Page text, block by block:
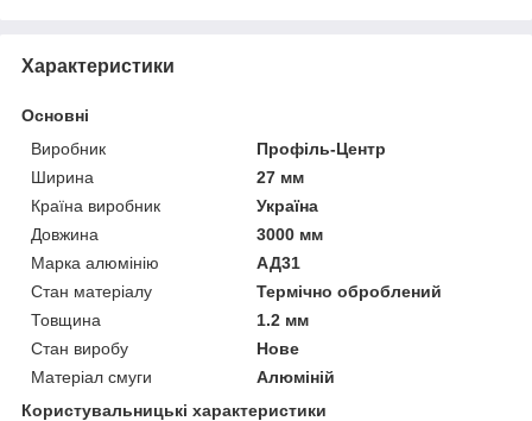
Характеристики
Основні
Виробник
Профіль-Центр
Ширина
27 мм
Країна виробник
Україна
Довжина
3000 мм
Марка алюмінію
АД31
Стан матеріалу
Термічно оброблений
Товщина
1.2 мм
Стан виробу
Нове
Матеріал смуги
Алюміній
Користувальницькі характеристики